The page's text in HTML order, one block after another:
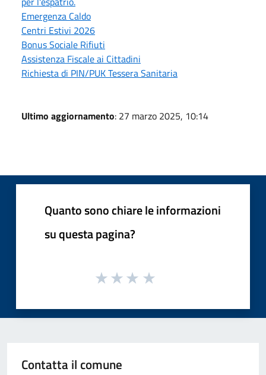
Emergenza Caldo
Centri Estivi 2026
Bonus Sociale Rifiuti
Assistenza Fiscale ai Cittadini
Richiesta di PIN/PUK Tessera Sanitaria
Ultimo aggiornamento: 27 marzo 2025, 10:14
Quanto sono chiare le informazioni
su questa pagina?
Contatta il comune